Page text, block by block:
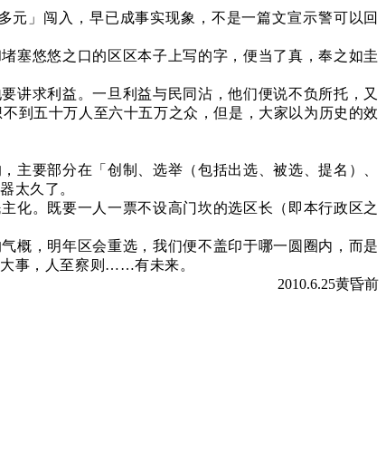
」闯入，早已成事实现象，不是一篇文宣示警可以回
塞悠悠之口的区区本子上写的字，便当了真，奉之如圭
讲求利益。一旦利益与民同沾，他们便说不负所托，又
到五十万人至六十五万之众，但是，大家以为历史的效
主要部分在「创制、选举（包括出选、被选、提名）、
太久了。
化。既要一人一票不设高门坎的选区长（即本行政区之
概，明年区会重选，我们便不盖印于哪一圆圈内，而是
事，人至察则……有未来。
2010.6.25黄昏前